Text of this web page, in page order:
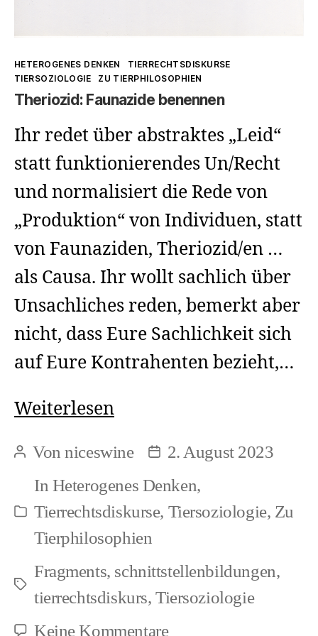
Kategorien
HETEROGENES DENKEN
TIERRECHTSDISKURSE
TIERSOZIOLOGIE
ZU TIERPHILOSOPHIEN
Theriozid: Faunazide benennen
Ihr redet über abstraktes „Leid“
statt funktionierendes Un/Recht
und normalisiert die Rede von
„Produktion“ von Individuen, statt
von Faunaziden, Theriozid/en …
als Causa. Ihr wollt sachlich über
Unsachliches reden, bemerkt aber
nicht, dass Eure Sachlichkeit sich
auf Eure Kontrahenten bezieht,…
WeiterlesenTheriozid:
benennen
Beitragsautor
Vonniceswine Beitragsdatum
2. August 2023
Kategorien
In Heterogenes Denken,
Tierrechtsdiskurse, Tiersoziologie, Zu
Tierphilosophien
Schlagwörter
Fragments, schnittstellenbildungen,
tierrechtsdiskurs, Tiersoziologie
Keine Kommentarezu